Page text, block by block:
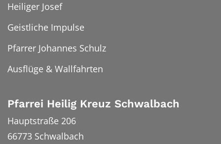
Heiliger Josef
Geistliche Impulse
Pfarrer Johannes Schulz
Ausflüge & Wallfahrten
Pfarrei Heilig Kreuz Schwalbach
Hauptstraße 206
66773 Schwalbach